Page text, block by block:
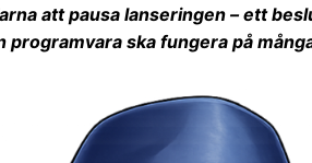
att pausa lanseringen – ett
ska fungera på